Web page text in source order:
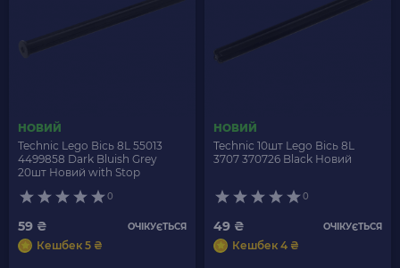
НОВИЙ
Technic Lego Вісь 8L 55013
4499858 Dark Bluish Grey
20шт Новий with Stop
0
59 ₴ ОЧІКУЄТЬСЯ
Кешбек 5 ₴
НОВИЙ
Technic 10шт Lego Вісь 8L
3707 370726 Black Новий
0
49 ₴ ОЧІКУЄТЬСЯ
Кешбек 4 ₴